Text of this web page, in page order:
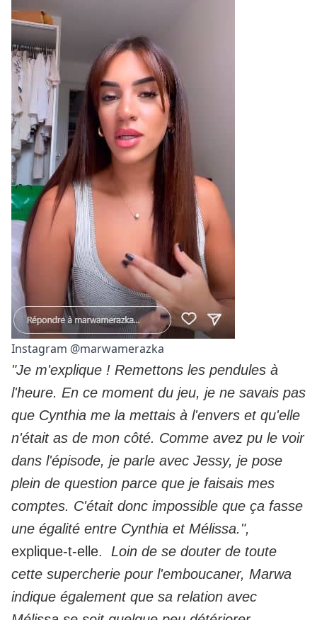
Instagram @marwamerazka
"Je m'explique ! Remettons les pendules à
l'heure. En ce moment du jeu, je ne savais pas
que Cynthia me la mettais à l'envers et qu'elle
n'était as de mon côté. Comme avez pu le voir
dans l'épisode, je parle avec Jessy, je pose
plein de question parce que je faisais mes
comptes. C'était donc impossible que ça fasse
une égalité entre Cynthia et Mélissa.",
explique-t-elle.
Loin de se douter de toute
cette supercherie pour l'emboucaner, Marwa
indique également que sa relation avec